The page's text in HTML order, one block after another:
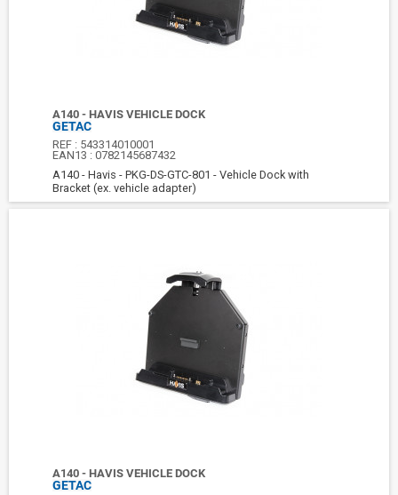
A140 - HAVIS VEHICLE DOCK
GETAC
REF : 543314010001
EAN13 :0782145687432
A140 - Havis - PKG-DS-GTC-801 - Vehicle Dock with
Bracket (ex. vehicle adapter)
A140 - HAVIS VEHICLE DOCK
GETAC